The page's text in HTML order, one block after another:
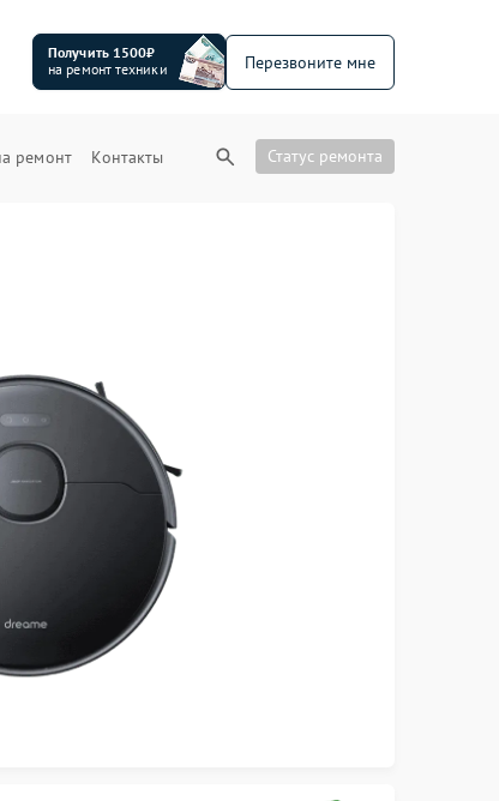
Получить 1500₽
на ремонт техники
Перезвоните мне
ремонт Контакты Статус ремонта